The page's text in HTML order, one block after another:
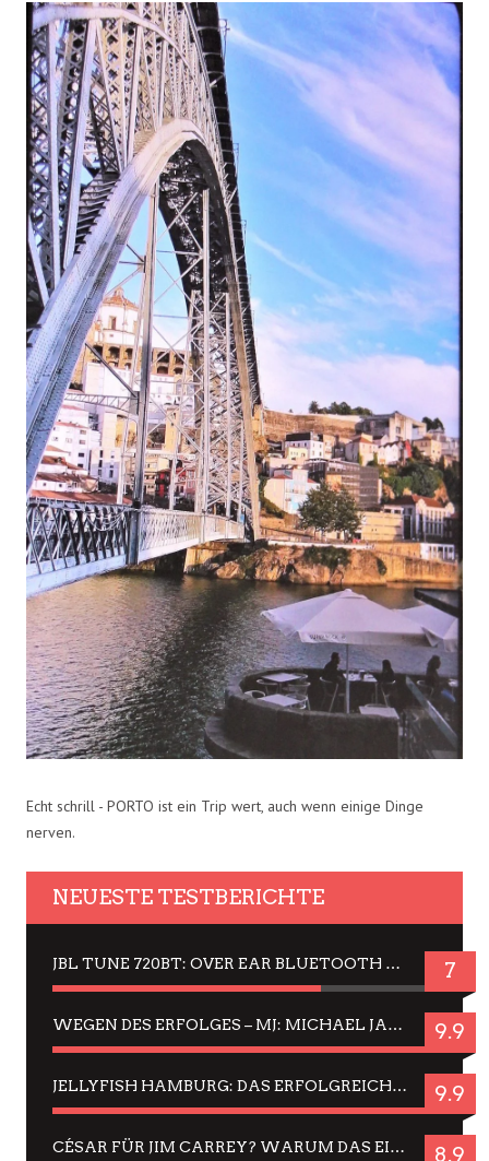
Echt schrill - PORTO ist ein Trip wert, auch wenn einige Dinge
nerven.
NEUESTE TESTBERICHTE
JBL TUNE 720BT: OVER EAR BLUETOOTH KOPFHÖRER UM DIE 50,-€ IM DAUER-TEST 7
WEGEN DES ERFOLGES – MJ: MICHAEL JACKSON MUSICAL IN EINER MATINEE SEHEN 9.9
JELLYFISH HAMBURG: DAS ERFOLGREICHE SOMMER-MENÜ 2025 IN GEFÜHLEN UND BILDERN 9.9
CÉSAR FÜR JIM CARREY? WARUM DAS EINER DER NERVIGSTEN ACTORS IST UND BLEIBT 8.9